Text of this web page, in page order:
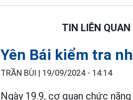
TIN LIÊN QUAN
Yên Bái kiểm tra
TRẦN BÙI | 19/09/2024 - 14:14
Ngày 19.9, cơ quan chức